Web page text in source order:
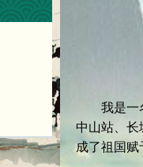
我是一名
中山站、长
成了祖国赋